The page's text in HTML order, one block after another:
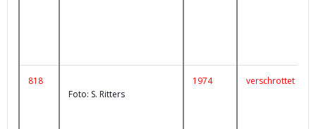
818
Foto: S. Ritters
1974 verschrottet